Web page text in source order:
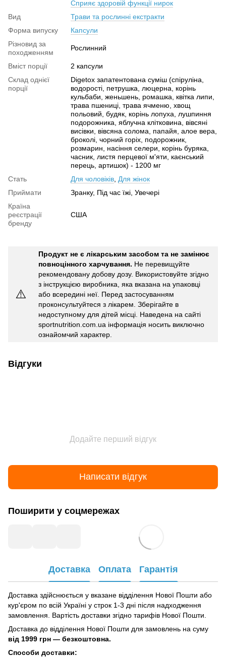
Сприяє здоровій функції нирок
Вид
Трави та рослинні екстракти
Форма випуску
Капсули
Різновид за
походженням
Рослинний
Вміст порції
2 капсули
Склад однієї
порції
Digetox запатентована суміш (спіруліна,
водорості, петрушка, люцерна, корінь
кульбаби, женьшень, ромашка, квітка липи,
трава пшениці, трава ячменю, хвощ
польовий, будяк, корінь лопуха, лушпиння
подорожника, яблучна клітковина, вівсяні
висівки, вівсяна солома, папайя, алое вера,
броколі, чорний горіх, подорожник,
розмарин, насіння селери, корінь буряка,
часник, листя перцевої м'яти, каєнський
перець, артишок) - 1200 мг
Стать
Для чоловіків Для жінок
Приймати
Зранку, Під час їжі, Увечері
Країна
реєстрації
бренду
США
⚠️
Продукт не є лікарським засобом та не замінює
повноцінного харчування. Не перевищуйте
рекомендовану добову дозу. Використовуйте згідно
з інструкцією виробника, яка вказана на упаковці
або всередині неї. Перед застосуванням
проконсультуйтеся з лікарем. Зберігайте в
недоступному для дітей місці. Наведена на сайті
sportnutrition.com.ua інформація носить виключно
ознайомчий характер.
Відгуки
Додайте перший відгук
Написати відгук
Поширити у соцмережах
Доставка Оплата Гарантія
Доставка здійснюється у вказане відділення Нової Пошти або
кур'єром по всій Україні у строк 1-3 дні після надходження
замовлення. Вартість доставки згідно тарифів Нової Пошти.
Доставка до відділення Нової Пошти для замовлень на суму
від 1999 грн — безкоштовна.
Способи доставки: